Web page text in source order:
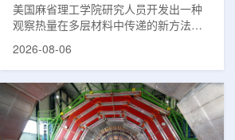
构热传递
美国麻省理工学院研究人员开发出一种
观察热量在多层材料中传递的新方法，
于《自然通讯》。随着计算机芯片尺寸
不断缩小、功率密度持续提高，器件过
热正成为限制性能提升的重要因素。传
统热流测量方法在面对真实电子器件的
2026-08-06